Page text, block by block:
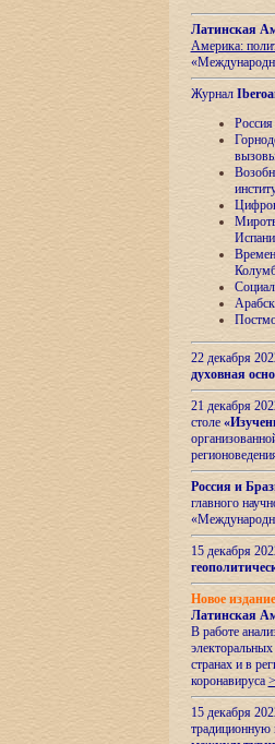
Латинская
Америка:
Журнал
22 декабря
духовная
21 декабря
столе
Россия и
главного
15 декабря
Новое
Латинская
В работе
странах и в
коронавируса
15 декабря